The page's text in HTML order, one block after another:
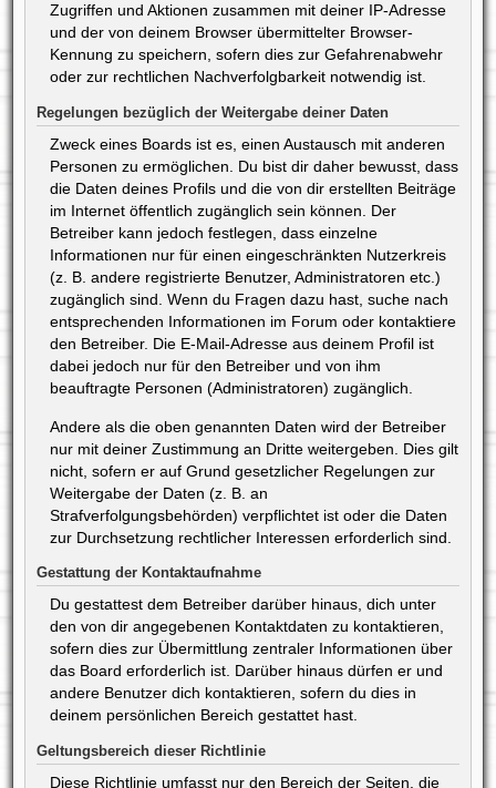
Zugriffen und Aktionen zusammen mit deiner IP-Adresse
und der von deinem Browser übermittelter Browser-
Kennung zu speichern, sofern dies zur Gefahrenabwehr
oder zur rechtlichen Nachverfolgbarkeit notwendig ist.
Regelungen bezüglich der Weitergabe deiner Daten
Zweck eines Boards ist es, einen Austausch mit anderen
Personen zu ermöglichen. Du bist dir daher bewusst, dass
die Daten deines Profils und die von dir erstellten Beiträge
im Internet öffentlich zugänglich sein können. Der
Betreiber kann jedoch festlegen, dass einzelne
Informationen nur für einen eingeschränkten Nutzerkreis
(z. B. andere registrierte Benutzer, Administratoren etc.)
zugänglich sind. Wenn du Fragen dazu hast, suche nach
entsprechenden Informationen im Forum oder kontaktiere
den Betreiber. Die E-Mail-Adresse aus deinem Profil ist
dabei jedoch nur für den Betreiber und von ihm
beauftragte Personen (Administratoren) zugänglich.
Andere als die oben genannten Daten wird der Betreiber
nur mit deiner Zustimmung an Dritte weitergeben. Dies gilt
nicht, sofern er auf Grund gesetzlicher Regelungen zur
Weitergabe der Daten (z. B. an
Strafverfolgungsbehörden) verpflichtet ist oder die Daten
zur Durchsetzung rechtlicher Interessen erforderlich sind.
Gestattung der Kontaktaufnahme
Du gestattest dem Betreiber darüber hinaus, dich unter
den von dir angegebenen Kontaktdaten zu kontaktieren,
sofern dies zur Übermittlung zentraler Informationen über
das Board erforderlich ist. Darüber hinaus dürfen er und
andere Benutzer dich kontaktieren, sofern du dies in
deinem persönlichen Bereich gestattet hast.
Geltungsbereich dieser Richtlinie
Diese Richtlinie umfasst nur den Bereich der Seiten, die